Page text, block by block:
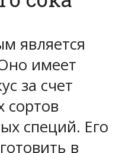
является
имеет
за счет
сортов
специй. Его
в